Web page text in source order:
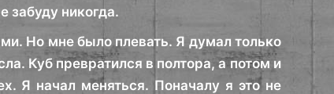
забуду никогда.
Но мне было плевать. Я думал только
Куб превратился в полтора, а потом и
Я начал меняться. Поначалу я это не